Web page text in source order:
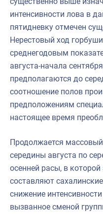
интенсивности лова в
пятидневку отмечен
Нерестовый ход
среднегодовым
августа-начала
предполагаются до
соотношение полов
предположениям
настоящее время
Продолжается
середины августа по
осенней расы, в
составляют
снижение
вызванное сменой